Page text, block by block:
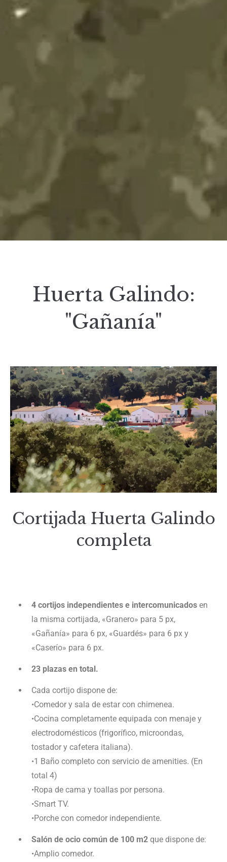
Huerta Galindo:
"Gañanía"
Cortijada Huerta Galindo
completa
4 cortijos independientes e intercomunicados en
la misma cortijada, «Granero» para 5 px,
«Gañanía» para 6 px, «Guardés» para 6 px y
«Caserío» para 6 px.
23 plazas en total.
Cada cortijo dispone de:
•Comedor y sala de estar con chimenea.
•Cocina completamente equipada con menaje y
electrodomésticos (frigorífico, microondas,
tostador y cafetera italiana).
•1 Baño completo con servicio de amenities. (En
total 4)
•Ropa de cama y toallas por persona.
•Smart TV.
•Porche con comedor independiente.
Salón de ocio común de 100 m2 que dispone de:
•Amplio comedor.